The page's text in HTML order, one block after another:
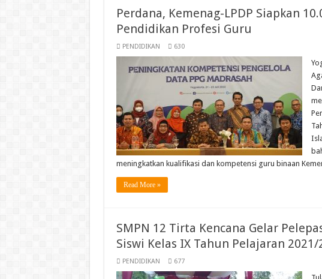
Perdana, Kemenag-LPDP Siapkan
Pendidikan Profesi Guru
PENDIDIKAN 630
meningkatkan kualifikasi dan kompetensi guru binaan
Read More »
SMPN 12 Tirta Kencana Gelar
Siswi Kelas IX Tahun Pelajaran 2021/
PENDIDIKAN 677